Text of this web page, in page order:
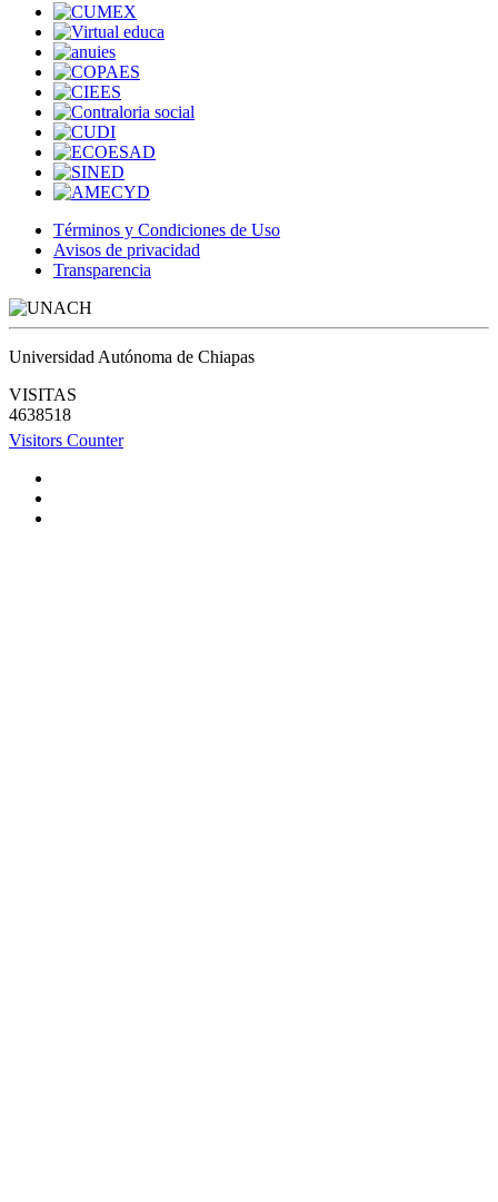
Términos y Condiciones de Uso
Avisos de privacidad
Transparencia
Universidad Autónoma de Chiapas
VISITAS
4638518
Visitors Counter